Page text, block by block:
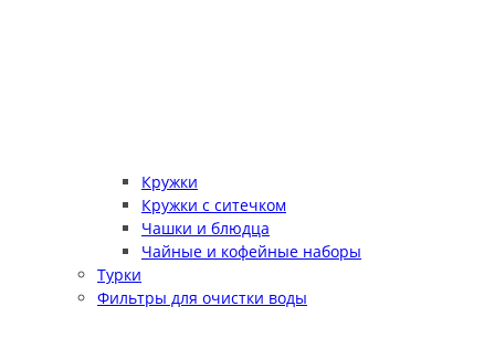
Кружки
Кружки с ситечком
Чашки и блюдца
Чайные и кофейные наборы
Турки
Фильтры для очистки воды